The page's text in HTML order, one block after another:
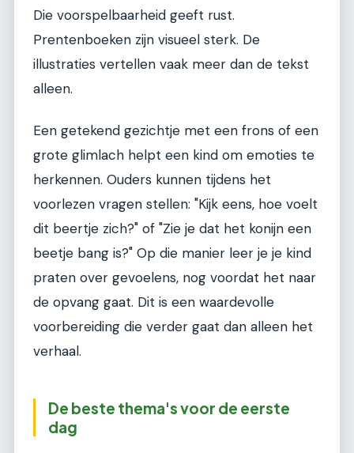
Die voorspelbaarheid geeft rust.
Prentenboeken zijn visueel sterk. De
illustraties vertellen vaak meer dan de tekst
alleen.
Een getekend gezichtje met een frons of een
grote glimlach helpt een kind om emoties te
herkennen. Ouders kunnen tijdens het
voorlezen vragen stellen: "Kijk eens, hoe voelt
dit beertje zich?" of "Zie je dat het konijn een
beetje bang is?" Op die manier leer je je kind
praten over gevoelens, nog voordat het naar
de opvang gaat. Dit is een waardevolle
voorbereiding die verder gaat dan alleen het
verhaal.
De beste thema's voor de eerste
dag